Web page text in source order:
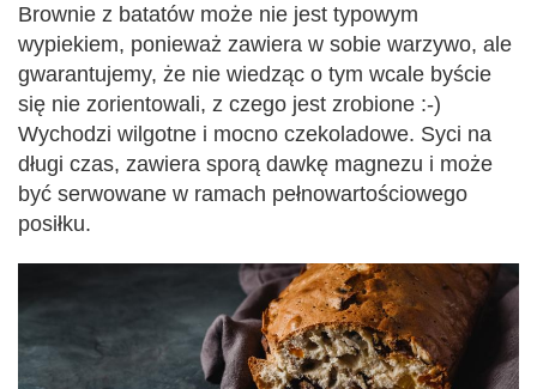
Brownie z batatów może nie jest typowym
wypiekiem, ponieważ zawiera w sobie warzywo, ale
gwarantujemy, że nie wiedząc o tym wcale byście
się nie zorientowali, z czego jest zrobione :-)
Wychodzi wilgotne i mocno czekoladowe. Syci na
długi czas, zawiera sporą dawkę magnezu i może
być serwowane w ramach pełnowartościowego
posiłku.